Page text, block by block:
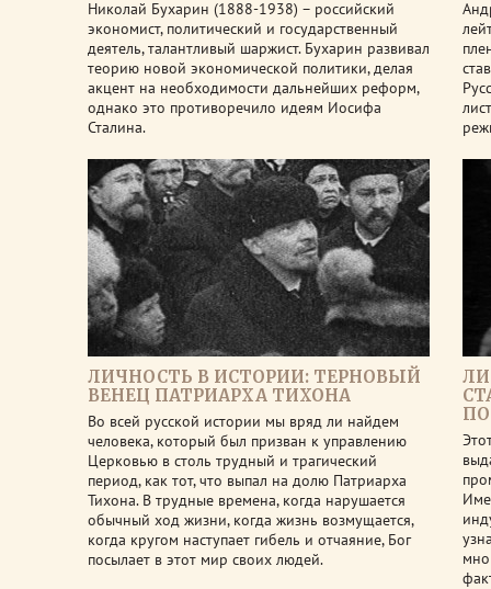
Николай Бухарин (1888-1938) – российский
экономист, политический и государственный
деятель, талантливый шаржист. Бухарин развивал
теорию новой экономической политики, делая
акцент на необходимости дальнейших реформ,
однако это противоречило идеям Иосифа
Сталина.
ЛИЧНОСТЬ В ИСТОРИИ: ТЕРНОВЫЙ
ВЕНЕЦ ПАТРИАРХА ТИХОНА
Во всей русской истории мы вряд ли найдем
человека, который был призван к управлению
Церковью в столь трудный и трагический
период, как тот, что выпал на долю Патриарха
Тихона. В трудные времена, когда нарушается
обычный ход жизни, когда жизнь возмущается,
когда кругом наступает гибель и отчаяние, Бог
посылает в этот мир своих людей.